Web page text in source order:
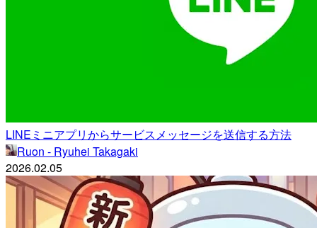
LINEミニアプリからサービスメッセージを送信する方法
Ruon - Ryuhei Takagaki
2026.02.05